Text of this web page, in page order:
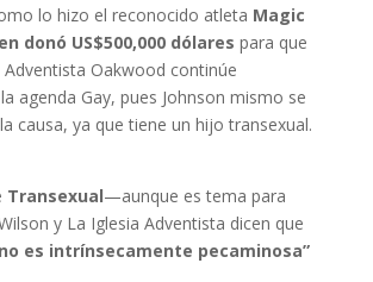
lo hizo el reconocido atleta Magic
donó US$500,000 dólares para que
Adventista Oakwood continúe
agenda Gay, pues Johnson mismo se
causa, ya que tiene un hijo transexual.
Transexual—aunque es tema para
y La Iglesia Adventista dicen que
es intrínsecamente pecaminosa”